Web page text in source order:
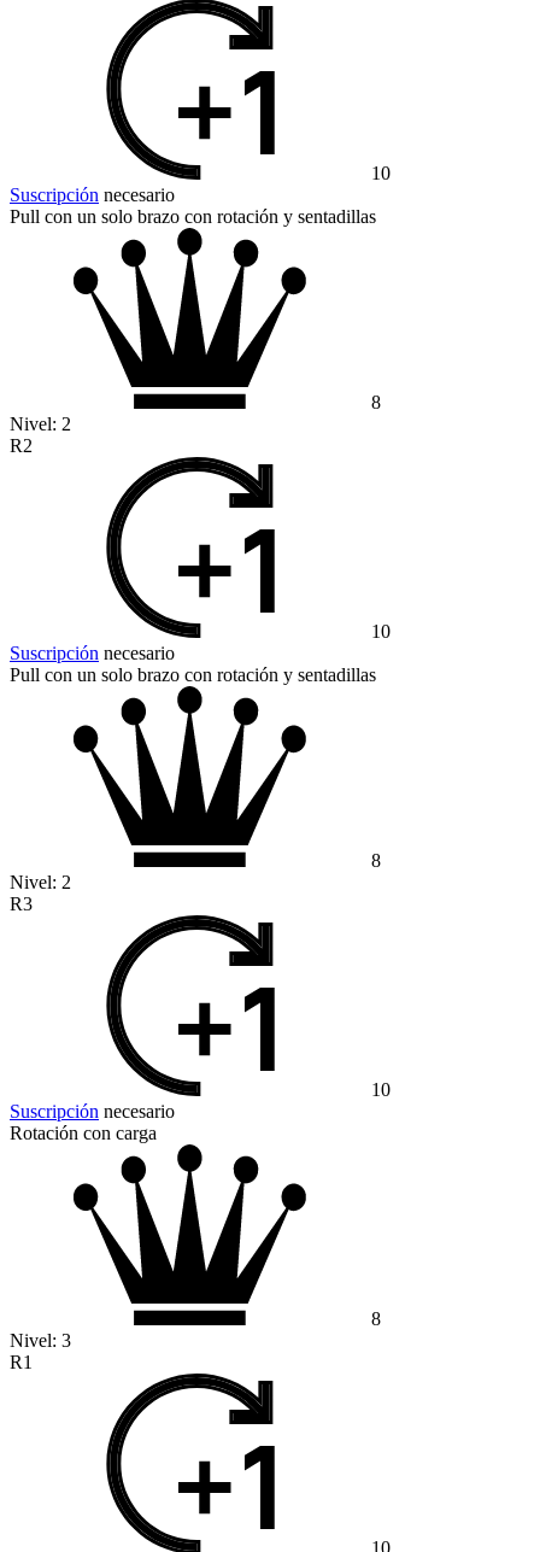
10
Suscripción necesario
Pull con un solo brazo con rotación y sentadillas
8
Nivel: 2
R2
10
Suscripción necesario
Pull con un solo brazo con rotación y sentadillas
8
Nivel: 2
R3
10
Suscripción necesario
Rotación con carga
8
Nivel: 3
R1